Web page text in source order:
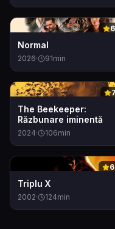
0
Normal
2026· 91min
0
The Beekeeper:
Răzbunare iminentă
2024· 106min
0
Triplu X
2002· 124min